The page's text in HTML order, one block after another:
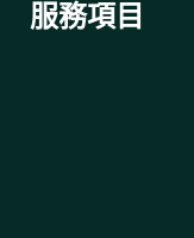
服務項目